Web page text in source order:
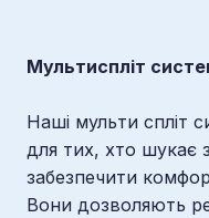
Мультиспліт
Наші мульти спліт
для тих, хто шукає
забезпечити
Вони дозволяють